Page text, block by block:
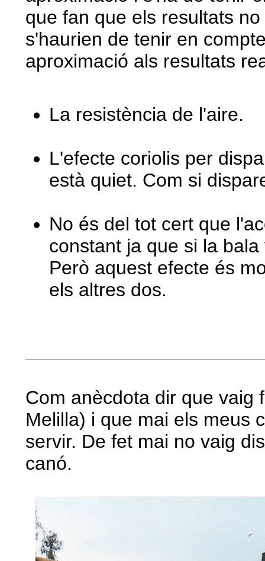
que fan que els resultats
s'haurien de tenir en
aproximació als resultats
La resistència de l'aire.
L'efecte coriolis per
està quiet. Com si
No és del tot cert que
constant ja que si la
Però aquest efecte és
els altres dos.
Com anècdota dir que vaig
Melilla) i que mai els meus
servir. De fet mai no vaig
canó.